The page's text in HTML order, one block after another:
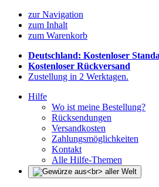
zur Navigation
zum Inhalt
zum Warenkorb
Deutschland: Kostenloser
Kostenloser Rückversand
Zustellung in 2 Werktagen.
Hilfe
Wo ist meine Bestellung?
Rücksendungen
Versandkosten
Zahlungsmöglichkeiten
Kontakt
Alle Hilfe-Themen